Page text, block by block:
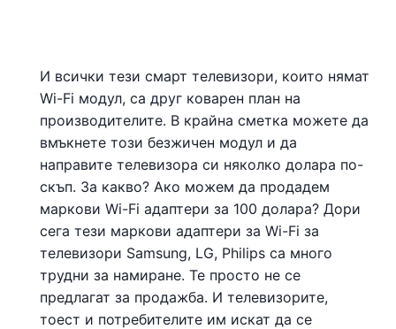
И всички тези смарт телевизори, които нямат
Wi-Fi модул, са друг коварен план на
производителите. В крайна сметка можете да
вмъкнете този безжичен модул и да
направите телевизора си няколко долара по-
скъп. За какво? Ако можем да продадем
маркови Wi-Fi адаптери за 100 долара? Дори
сега тези маркови адаптери за Wi-Fi за
телевизори Samsung, LG, Philips са много
трудни за намиране. Те просто не се
предлагат за продажба. И телевизорите,
тоест и потребителите им искат да се